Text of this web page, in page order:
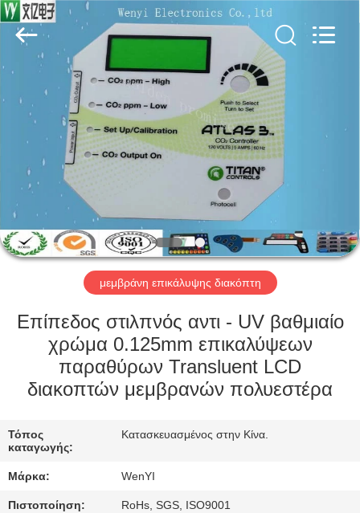
ΣΠΊΤΙ
ΠΡΟΪΌΝΤΑ
ΠΕΡΊΠΟΥ
ΕΜΕΊΣ
ΓΎΡΟΣ
ΕΡΓΟΣΤΑΣΊΩΝ
ΠΟΙΟΤΙΚΌΣ
ΈΛΕΓΧΟΣ
ΕΛΆΤΕ
ΣΕ
ΕΠΑΦΉ
Jinyuanhang
Electronic
Technology
Co.,
Reserved.
μεμβράνη επικάλυψης διακόπτη
Επίπεδος στιλπνός αντι - UV βαθμιαίο
χρώμα 0.125mm επικαλύψεων
παραθύρων Transluent LCD
διακοπτών μεμβρανών πολυεστέρα
Τόπος
καταγωγής:
Κατασκευασμένος στην Κίνα.
Μάρκα: WenYI
Πιστοποίηση: RoHs, SGS, ISO9001